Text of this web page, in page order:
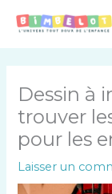
Dessin à
trouver
pour les
Laisser un